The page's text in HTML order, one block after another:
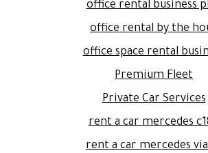
office rental business
office rental by the
office space rental
Premium Fleet
Private Car Services
rent a car mercedes
rent a car mercedes